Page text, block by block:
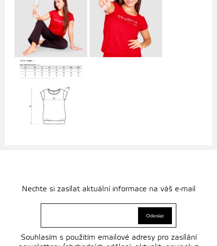
Nechte si zasílat aktuální informace na váš e-mail
Souhlasím s použitím emailové adresy pro zasílání